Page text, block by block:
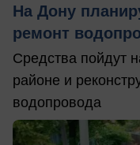
На Дону
ремонт
Средства пойдут
районе и
водопровода